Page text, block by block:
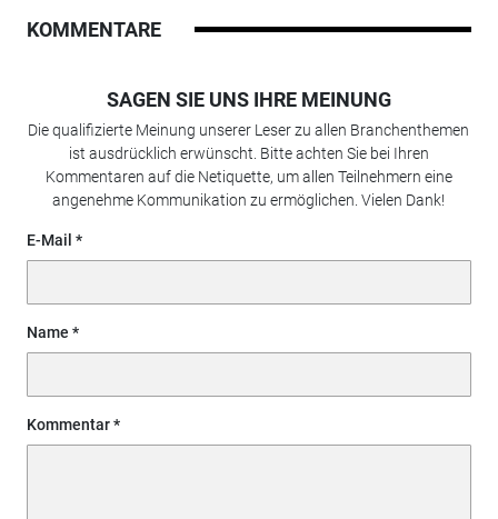
KOMMENTARE
SAGEN SIE UNS IHRE MEINUNG
Die qualifizierte Meinung unserer Leser zu allen Branchenthemen
ist ausdrücklich erwünscht. Bitte achten Sie bei Ihren
Kommentaren auf die Netiquette, um allen Teilnehmern eine
angenehme Kommunikation zu ermöglichen. Vielen Dank!
E-Mail
Name
Kommentar